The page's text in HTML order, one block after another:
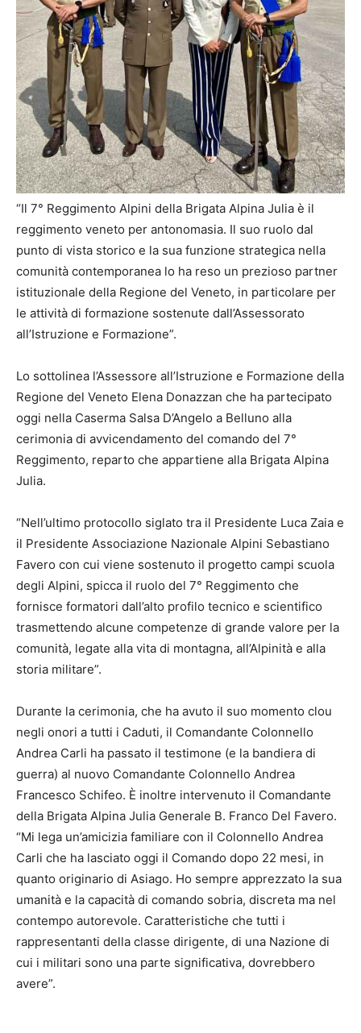
“Il 7° Reggimento Alpini della Brigata Alpina Julia è il
reggimento veneto per antonomasia. Il suo ruolo dal
punto di vista storico e la sua funzione strategica nella
comunità contemporanea lo ha reso un prezioso partner
istituzionale della Regione del Veneto, in particolare per
le attività di formazione sostenute dall’Assessorato
all’Istruzione e Formazione”.
Lo sottolinea l’Assessore all’Istruzione e Formazione della
Regione del Veneto Elena Donazzan che ha partecipato
oggi nella Caserma Salsa D’Angelo a Belluno alla
cerimonia di avvicendamento del comando del 7°
Reggimento, reparto che appartiene alla Brigata Alpina
Julia.
“Nell’ultimo protocollo siglato tra il Presidente Luca Zaia e
il Presidente Associazione Nazionale Alpini Sebastiano
Favero con cui viene sostenuto il progetto campi scuola
degli Alpini, spicca il ruolo del 7° Reggimento che
fornisce formatori dall’alto profilo tecnico e scientifico
trasmettendo alcune competenze di grande valore per la
comunità, legate alla vita di montagna, all’Alpinità e alla
storia militare”.
Durante la cerimonia, che ha avuto il suo momento clou
negli onori a tutti i Caduti, il Comandante Colonnello
Andrea Carli ha passato il testimone (e la bandiera di
guerra) al nuovo Comandante Colonnello Andrea
Francesco Schifeo. È inoltre intervenuto il Comandante
della Brigata Alpina Julia Generale B. Franco Del Favero.
“Mi lega un’amicizia familiare con il Colonnello Andrea
Carli che ha lasciato oggi il Comando dopo 22 mesi, in
quanto originario di Asiago. Ho sempre apprezzato la sua
umanità e la capacità di comando sobria, discreta ma nel
contempo autorevole. Caratteristiche che tutti i
rappresentanti della classe dirigente, di una Nazione di
cui i militari sono una parte significativa, dovrebbero
avere”.